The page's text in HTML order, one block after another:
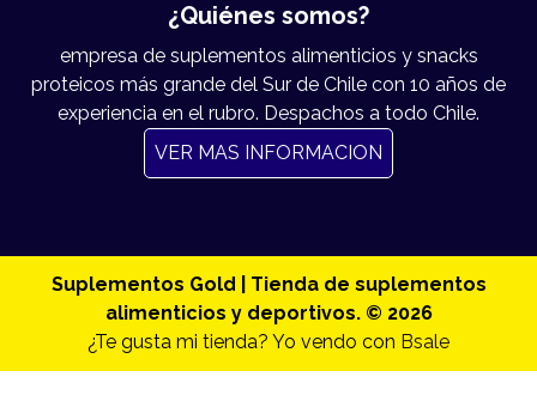
¿Quiénes somos?
empresa de suplementos alimenticios y snacks
proteicos más grande del Sur de Chile con 10 años de
experiencia en el rubro. Despachos a todo Chile.
VER MAS INFORMACION
Suplementos Gold | Tienda de suplementos
alimenticios y deportivos. © 2026
¿Te gusta mi tienda? Yo vendo con Bsale